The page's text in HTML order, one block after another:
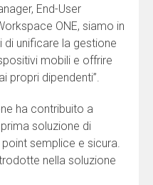
End-User
ONE, siamo in
di unificare la gestione
mobili e offrire
propri dipendenti”.
ha contribuito a
soluzione di
semplice e sicura.
nella soluzione